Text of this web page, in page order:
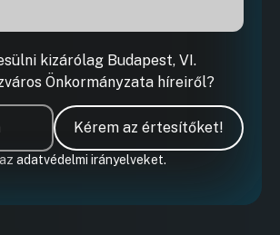
kizárólag Budapest, VI.
Önkormányzata híreiről?
Kérem az értesítőket!
adatvédelmi irányelveket.